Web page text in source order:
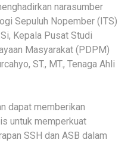
narasumber
Sepuluh Nopember (ITS)
Kepala Pusat Studi
Masyarakat (PDPM)
ST., MT., Tenaga Ahli
dapat memberikan
untuk memperkuat
SSH dan ASB dalam